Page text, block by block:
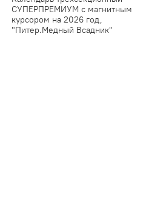
СУПЕРПРЕМИУМ с магнитным
курсором на 2026 год,
"Питер.Медный Всадник"